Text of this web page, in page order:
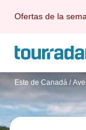
Ofertas de la
Este de Canadá /